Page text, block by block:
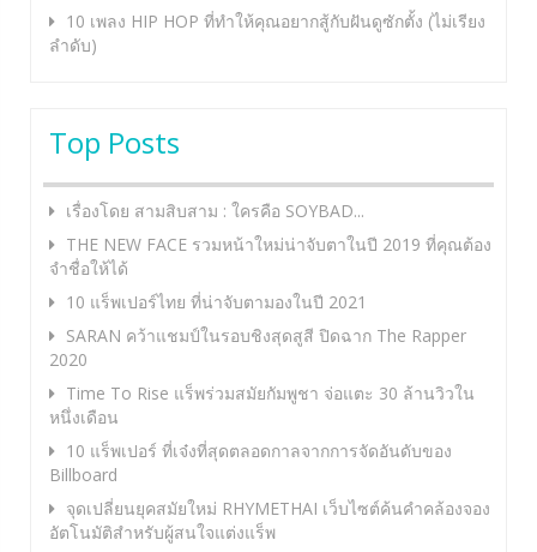
10 เพลง HIP HOP ที่ทำให้คุณอยากสู้กับฝันดูซักตั้ง (ไม่เรียง
ลำดับ)
Top Posts
เรื่องโดย สามสิบสาม : ใครคือ SOYBAD...
THE NEW FACE รวมหน้าใหม่น่าจับตาในปี 2019 ที่คุณต้อง
จำชื่อให้ได้
10 แร็พเปอร์ไทย ที่น่าจับตามองในปี 2021
SARAN คว้าแชมป์ในรอบชิงสุดสูสี ปิดฉาก The Rapper
2020
Time To Rise แร็พร่วมสมัยกัมพูชา จ่อแตะ 30 ล้านวิวใน
หนึ่งเดือน
10 แร็พเปอร์ ที่เจ๋งที่สุดตลอดกาลจากการจัดอันดับของ
Billboard
จุดเปลี่ยนยุคสมัยใหม่ RHYMETHAI เว็บไซต์ค้นคำคล้องจอง
อัตโนมัติสำหรับผู้สนใจแต่งแร็พ